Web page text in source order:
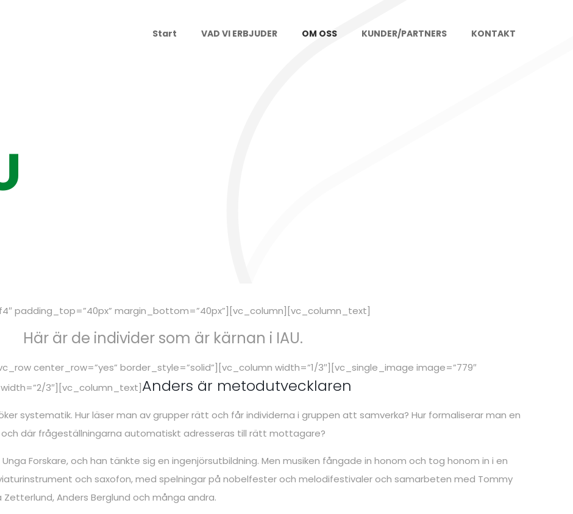
Start VAD VI ERBJUDER OM OSS KUNDER/PARTNERS KONTAKT
padding_top=”40px” margin_bottom=”40px”][vc_column][vc_column_text]
Här är de individer som är kärnan i IAU.
center_row=”yes” border_style=”solid”][vc_column width=”1/3″][vc_single_image image=”779″
3″][vc_column_text]Anders är metodutvecklaren
systematik. Hur läser man av grupper rätt och får individerna i gruppen att samverka? Hur formaliserar man en
där frågeställningarna automatiskt adresseras till rätt mottagare?
Forskare, och han tänkte sig en ingenjörsutbildning. Men musiken fångade in honom och tog honom in i en
och saxofon, med spelningar på nobelfester och melodifestivaler och samarbeten med Tommy
Zetterlund, Anders Berglund och många andra.